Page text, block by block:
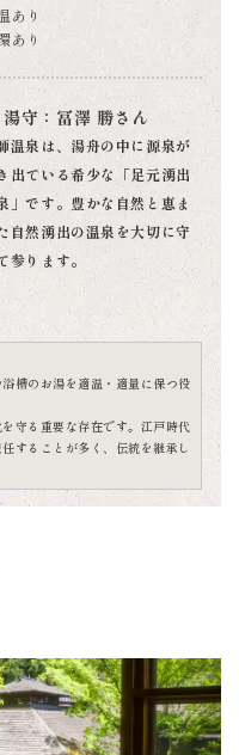
あり
あり
守：冨澤 勝さん
温泉は、湯舟の中に源泉が
出ている希少な「足元湧出
」です。豊かな自然と恵ま
自然湧出の温泉を大切に守
参ります。
槽のお湯を適温・適量に保つ役
守る重要な存在です。江戸時代
することが多く、伝統を継承し